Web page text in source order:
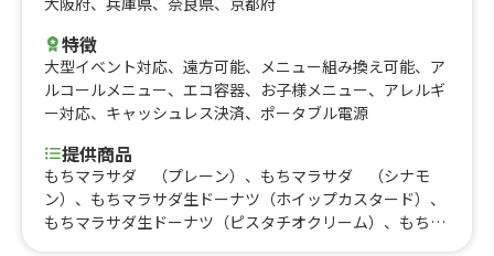
特徴
大型イベント対応、 遠方可能、 メニュー組み換え可能、 ア
ルコールメニュー、 エコ容器、 お子様メニュー、 アレルギ
ー対応、 キャッシュレス決済、 ポータブル電源
提供商品
もちマラサダ （プレーン）、もちマラサダ （シナモ
ン）、もちマラサダ生ドーナツ（ホイップカスタード）、
もちマラサダ生ドーナツ（ピスタチオクリーム）、もちマ